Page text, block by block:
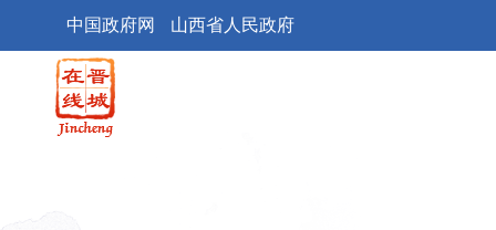
中国政府网 山西省人民政府